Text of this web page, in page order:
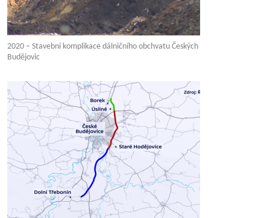
2020 – Stavební komplikace dálničního obchvatu Českých
Budějovic